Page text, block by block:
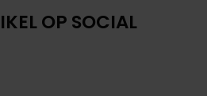
OP SOCIAL